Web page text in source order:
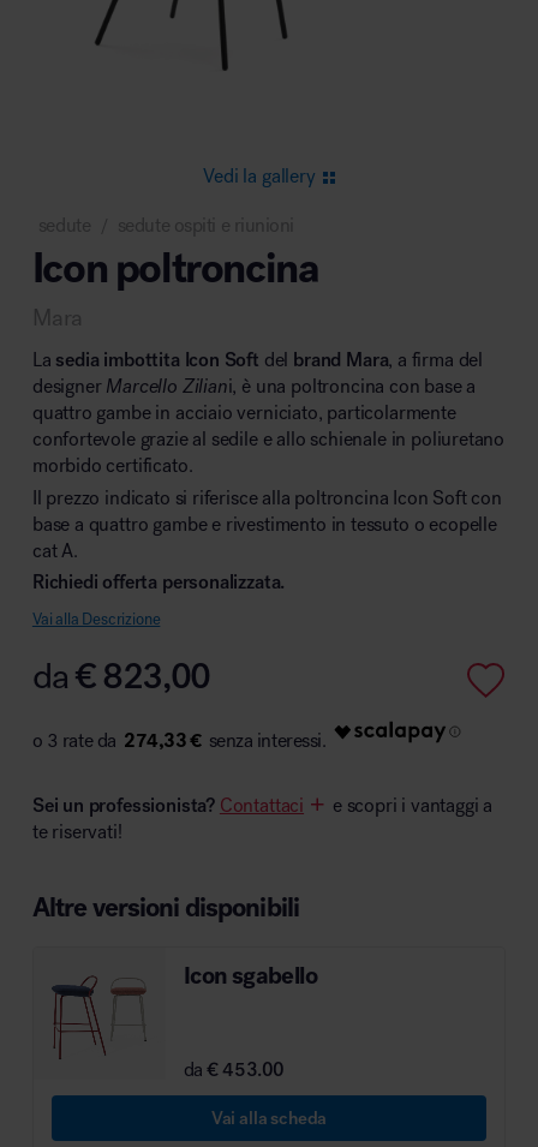
Area riunione e convegni
Area lounge e attesa
Area outdoor
Area hospitality
Vedi la gallery
sedute sedute ospiti e riunioni
Icon poltroncina
Mara
La sedia imbottita Icon Soft del brand Mara, a firma del
designer Marcello Ziliani, è una poltroncina con base a
quattro gambe in acciaio verniciato, particolarmente
confortevole grazie al sedile e allo schienale in poliuretano
morbido certificato.
Il prezzo indicato si riferisce alla poltroncina Icon Soft con
base a quattro gambe e rivestimento in tessuto o ecopelle
cat A.
Richiedi offerta personalizzata.
Vai alla Descrizione
da€823,00
274,33 €
Sei un professionista? Contattaci
e scopri i vantaggi a
te riservati!
Altre versioni disponibili
Icon sgabello
da€ 453.00
Vai alla scheda